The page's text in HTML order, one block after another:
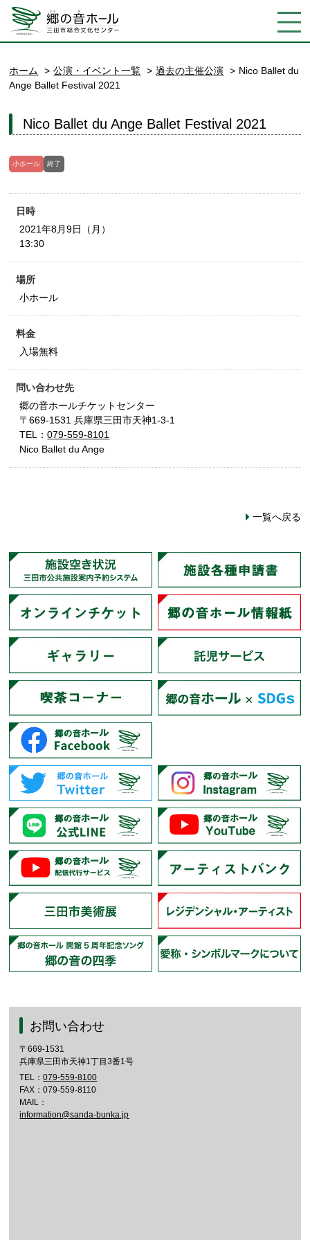
ホーム 公演・イベント一覧 過去の主催公演
Nico Ballet du
Ange Ballet Festival 2021
Nico Ballet du Ange Ballet Festival 2021
小ホール 終了
日時
2021年8月9日（月）
13:30
場所
小ホール
料金
入場無料
問い合わせ先
郷の音ホールチケットセンター
〒669-1531 兵庫県三田市天神1-3-1
TEL：079-559-8101
Nico Ballet du Ange
一覧へ戻る
お問い合わせ
〒669-1531
兵庫県三田市天神1丁目3番1号
TEL：079-559-8100
FAX：079-559-8110
MAIL：
information@sanda-bunka.jp